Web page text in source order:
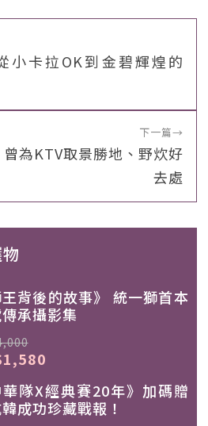
小卡拉OK到金碧輝煌的
下一篇→
為KTV取景勝地、野炊好
去處
王背後的故事》 統一獅首本
承攝影集
華隊X經典賽20年》加碼贈
成功珍藏戰報！